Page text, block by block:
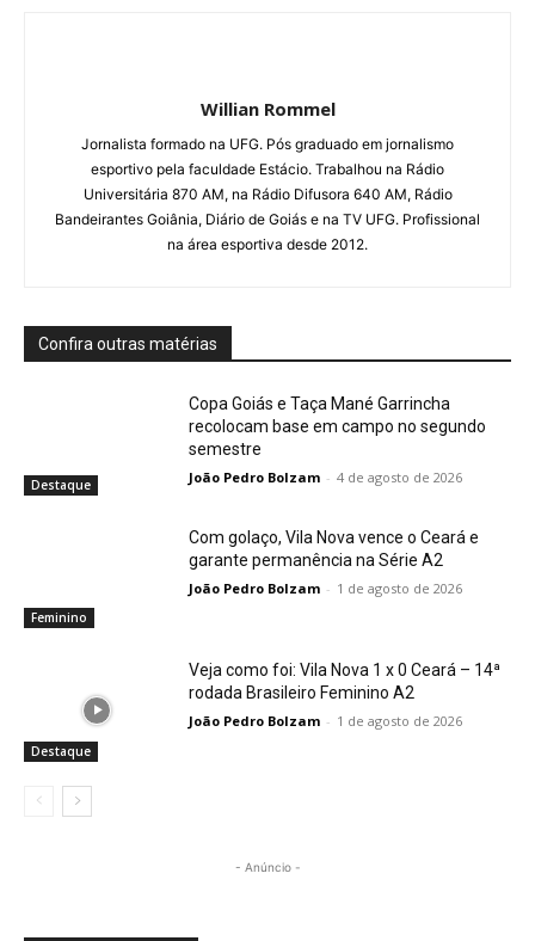
Willian Rommel
Jornalista formado na UFG. Pós graduado em jornalismo
esportivo pela faculdade Estácio. Trabalhou na Rádio
Universitária 870 AM, na Rádio Difusora 640 AM, Rádio
Bandeirantes Goiânia, Diário de Goiás e na TV UFG. Profissional
na área esportiva desde 2012.
Confira outras matérias
Destaque
Copa Goiás e Taça Mané Garrincha
recolocam base em campo no segundo
semestre
João Pedro Bolzam - 4 de agosto de 2026
Feminino
Com golaço, Vila Nova vence o Ceará e
garante permanência na Série A2
João Pedro Bolzam - 1 de agosto de 2026
Destaque
Veja como foi: Vila Nova 1 x 0 Ceará – 14ª
rodada Brasileiro Feminino A2
João Pedro Bolzam - 1 de agosto de 2026
- Anúncio -